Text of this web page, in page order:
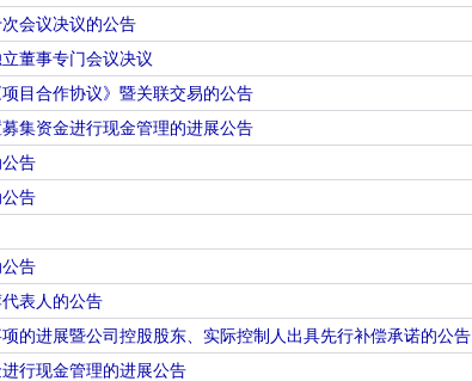
会议决议的公告
董事专门会议决议
目合作协议》暨关联交易的公告
集资金进行现金管理的进展公告
告
告
告
表人的公告
的进展暨公司控股股东、实际控制人出具先行补偿承诺的公告
行现金管理的进展公告